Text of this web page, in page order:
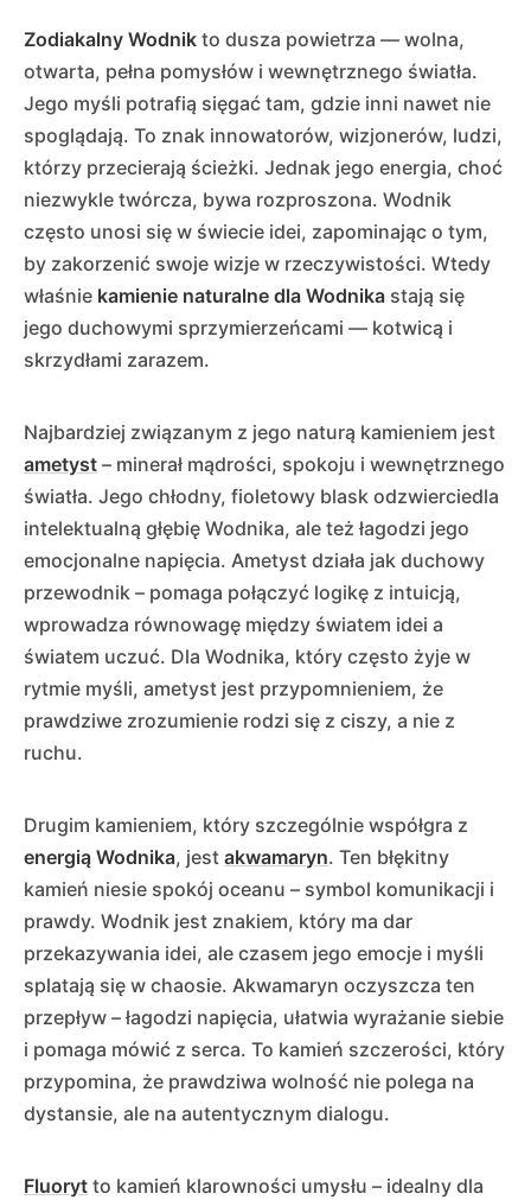
Zodiakalny Wodnik to dusza powietrza — wolna,
otwarta, pełna pomysłów i wewnętrznego światła.
Jego myśli potrafią sięgać tam, gdzie inni nawet nie
spoglądają. To znak innowatorów, wizjonerów, ludzi,
którzy przecierają ścieżki. Jednak jego energia, choć
niezwykle twórcza, bywa rozproszona. Wodnik
często unosi się w świecie idei, zapominając o tym,
by zakorzenić swoje wizje w rzeczywistości. Wtedy
właśnie kamienie naturalne dla Wodnika stają się
jego duchowymi sprzymierzeńcami — kotwicą i
skrzydłami zarazem.
Najbardziej związanym z jego naturą kamieniem jest
ametyst – minerał mądrości, spokoju i wewnętrznego
światła. Jego chłodny, fioletowy blask odzwierciedla
intelektualną głębię Wodnika, ale też łagodzi jego
emocjonalne napięcia. Ametyst działa jak duchowy
przewodnik – pomaga połączyć logikę z intuicją,
wprowadza równowagę między światem idei a
światem uczuć. Dla Wodnika, który często żyje w
rytmie myśli, ametyst jest przypomnieniem, że
prawdziwe zrozumienie rodzi się z ciszy, a nie z
ruchu.
Drugim kamieniem, który szczególnie współgra z
energią Wodnika, jest akwamaryn. Ten błękitny
kamień niesie spokój oceanu – symbol komunikacji i
prawdy. Wodnik jest znakiem, który ma dar
przekazywania idei, ale czasem jego emocje i myśli
splatają się w chaosie. Akwamaryn oczyszcza ten
przepływ – łagodzi napięcia, ułatwia wyrażanie siebie
i pomaga mówić z serca. To kamień szczerości, który
przypomina, że prawdziwa wolność nie polega na
dystansie, ale na autentycznym dialogu.
Fluoryt to kamień klarowności umysłu – idealny dla